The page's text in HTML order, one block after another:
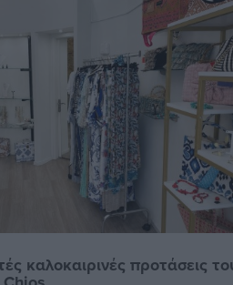
καλοκαιρινές προτάσεις